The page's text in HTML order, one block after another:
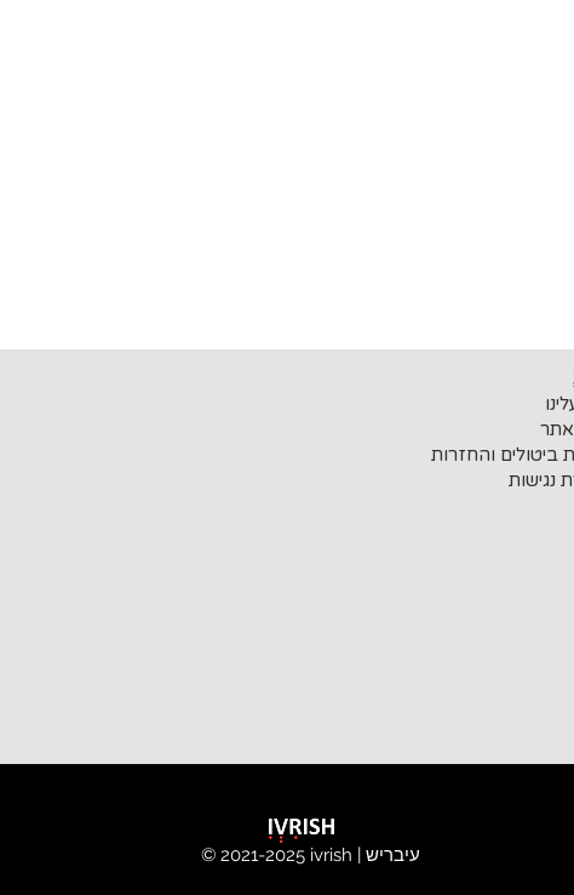
אתר
ביטולים והחזרות
נגישות
© 2021-2025 ivrish | עיבריש